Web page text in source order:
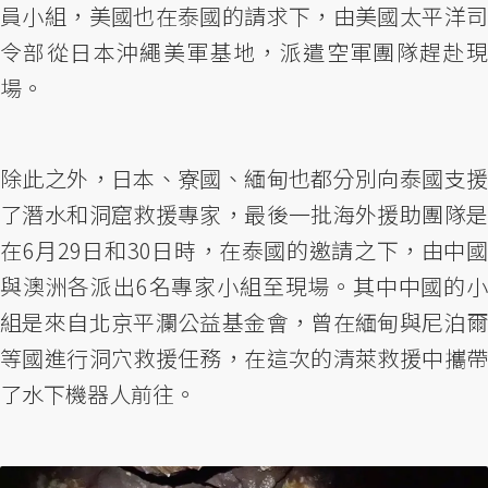
員小組，美國也在泰國的請求下，由美國太平洋司
令部從日本沖繩美軍基地，派遣空軍團隊趕赴現
場。
除此之外，日本、寮國、緬甸也都分別向泰國支援
了潛水和洞窟救援專家，最後一批海外援助團隊是
在6月29日和30日時，在泰國的邀請之下，由中國
與澳洲各派出6名專家小組至現場。其中中國的小
組是來自北京平瀾公益基金會，曾在緬甸與尼泊爾
等國進行洞穴救援任務，在這次的清萊救援中攜帶
了水下機器人前往。